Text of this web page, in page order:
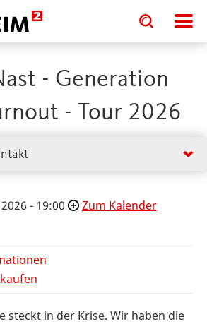
Toggle
search
input
Toggle
search
input
- Generation
- Tour 2026
- 19:00
Zum Kalender
steckt in der Krise. Wir haben die